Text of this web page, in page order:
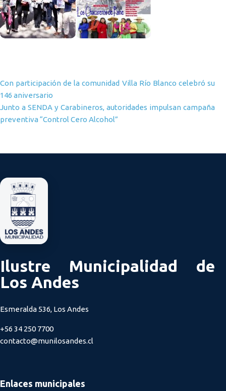
Navegación de entradas
Con participación de la comunidad Villa Río Blanco celebró su
146 aniversario
Junto a SENDA y Carabineros, autoridades impulsan campaña
preventiva “Control Cero Alcohol”
Ilustre Municipalidad de
Los Andes
Esmeralda 536, Los Andes
+56 34 250 7700
contacto@munilosandes.cl
Enlaces municipales